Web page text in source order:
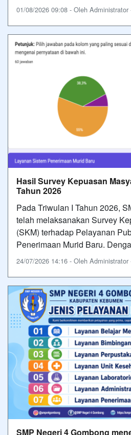
01/08/2026 09:08 - Oleh Administrator
Hasil Survey Kepuasan
Tahun 2026
Pada Triwulan I Tahun 2026,
telah melaksanakan Survey
(SKM) terhadap Pelayanan
Penerimaan Murid Baru.
24/07/2026 14:16 - Oleh Administrator
SMP Negeri 4 Gombong